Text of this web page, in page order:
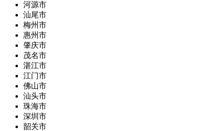
河源市
汕尾市
梅州市
惠州市
肇庆市
茂名市
湛江市
江门市
佛山市
汕头市
珠海市
深圳市
韶关市